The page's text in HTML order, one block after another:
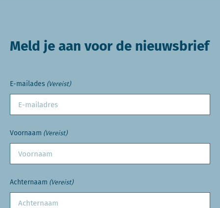
Meld je aan voor de nieuwsbrief
E-mailades (Vereist)
Voornaam (Vereist)
Achternaam (Vereist)